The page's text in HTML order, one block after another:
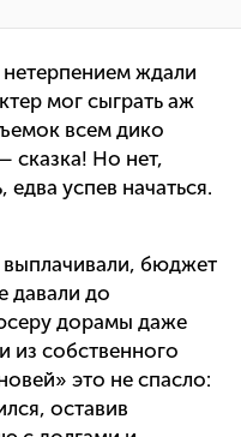
ждали
мог сыграть аж
всем дико
сказка! Но нет,
успев начаться.
выплачивали, бюджет
давали до
дорамы даже
из собственного
это не спасло:
оставив